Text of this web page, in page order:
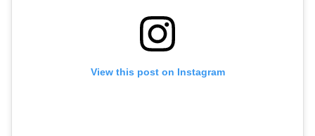
View this post on Instagram